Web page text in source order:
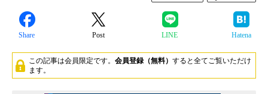
Share Post LINE Hatena
この記事は会員限定です。 会員登録（無料） すると全てご覧いただけ
ます。